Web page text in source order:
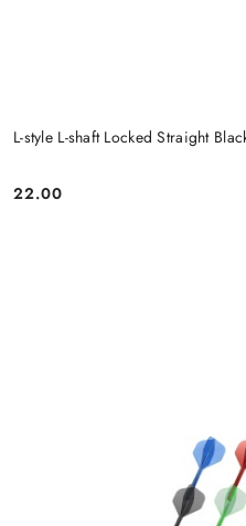
L-style L-shaft Locked Straight
Cena:
22.00